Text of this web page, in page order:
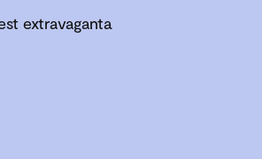
extravaganta